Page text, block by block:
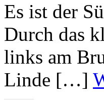
Es ist der
Durch das
links am
Linde […]